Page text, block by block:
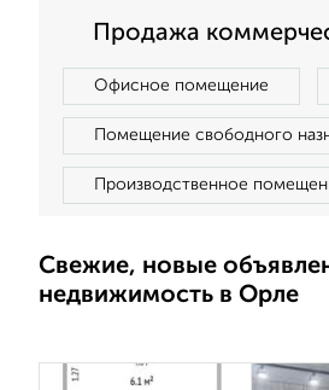
Продажа
Офисное помещение
Помещение свободного
Производственное
Свежие, новые
недвижимость в Орле